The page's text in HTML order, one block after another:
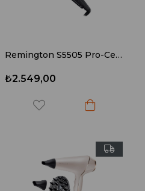
Remington S5505 Pro-Ceramic Ultra Saç Düzleştirici
₺2.549,00